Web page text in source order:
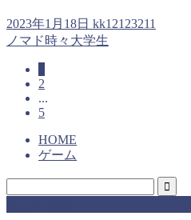
2023年1月18日 kk12123211
ノマド時々大学生
2
...
5
HOME
ゲーム